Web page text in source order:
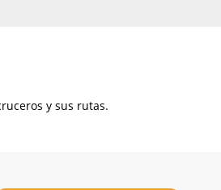
y sus rutas.